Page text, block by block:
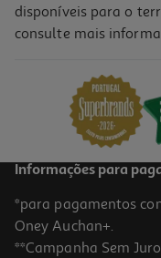
disponíveis para o
consulte mais
Informações para
*para pagamentos
Oney Auchan+.
**Campanha Sem